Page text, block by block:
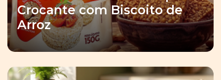
Crocante com Biscoito de
Arroz